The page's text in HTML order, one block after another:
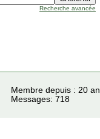
Recherche avancée
Membre depuis : 20
Messages: 718